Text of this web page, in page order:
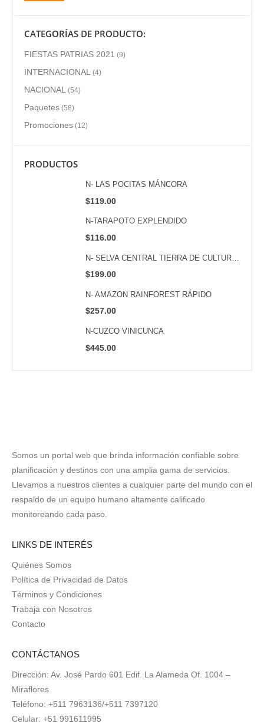
CATEGORÍAS DE PRODUCTO:
FIESTAS PATRIAS 2021 (9)
INTERNACIONAL (4)
NACIONAL (54)
Paquetes (58)
Promociones (12)
PRODUCTOS
N- LAS POCITAS MÁNCORA
$119.00
N-TARAPOTO EXPLENDIDO
$116.00
$199.00
N- AMAZON RAINFOREST RÁPIDO
$257.00
N-CUZCO VINICUNCA
$445.00
Somos un portal web que brinda información confiable sobre
planificación y destinos con una amplia gama de servicios.
Llevamos a nuestros clientes a cualquier parte del mundo con el
respaldo de un equipo humano altamente calificado
monitoreando cada paso.
LINKS DE INTERÉS
Quiénes Somos
Política de Privacidad de Datos
Términos y Condiciones
Trabaja con Nosotros
Contacto
CONTÁCTANOS
Dirección: Av. José Pardo 601 Edif. La Alameda Of. 1004 –
Miraflores
Teléfono: +511 7963136/+511 7397120
Celular: +51 991611995